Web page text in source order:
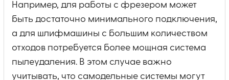
Например, для работы с фрезером может
быть достаточно минимального подключения,
а для шлифмашины с большим количеством
отходов потребуется более мощная система
пылеудаления. В этом случае важно
учитывать, что самодельные системы могут